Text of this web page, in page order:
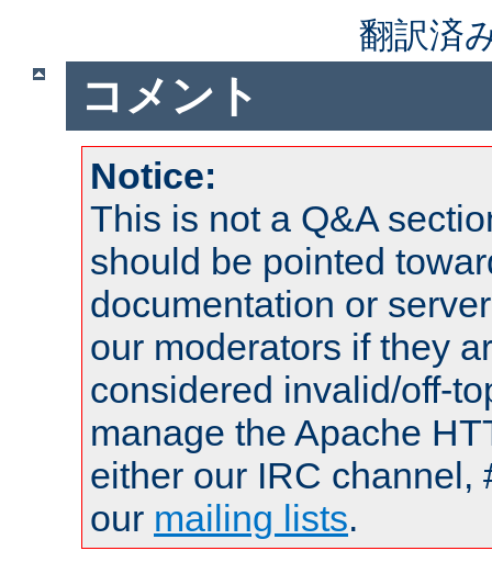
翻訳済
コメント
Notice:
This is not a Q&A
should be pointed
documentation or
our moderators if they
considered invalid/off-
manage the Apache
either our IRC channel,
our mailing lists.